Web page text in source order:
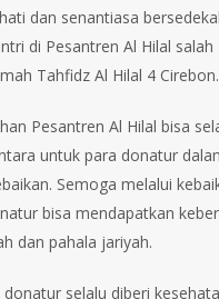
dan senantiasa
di Pesantren Al Hilal salah
Tahfidz Al Hilal 4 Cirebon.
Pesantren Al Hilal bisa
untuk para donatur
Semoga melalui
bisa mendapatkan
dan pahala jariyah.
selalu diberi